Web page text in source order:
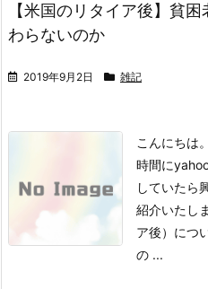
【米国のリタイア後】貧
わらないのか
2019年9月2日 雑記
こんにちは
時間に
していたら
紹介いたし
ア後）につ
の ...